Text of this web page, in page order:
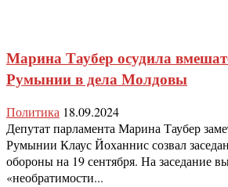
Марина Таубер осудила
Румынии в дела Молдовы
Политика 18.09.2024
Депутат парламента Марина Таубер
Румынии Клаус Йоханнис созвал
обороны на 19 сентября. На заседание
«необратимости...